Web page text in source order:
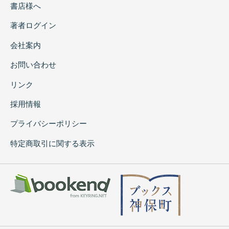
書店様へ
著者ログイン
会社案内
お問い合わせ
リンク
採用情報
プライバシーポリシー
特定商取引に関する表示